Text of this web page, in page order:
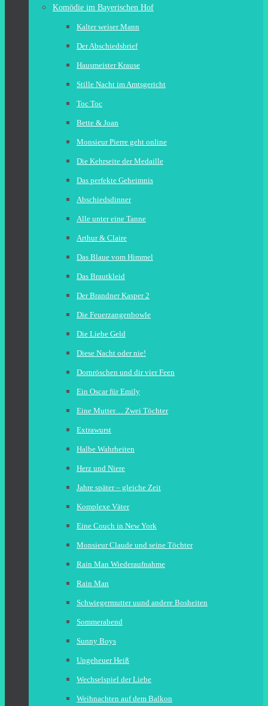
Komödie im Bayerischen Hof
Kalter weiser Mann
Der Abschiedsbrief
Hausmeister Krause
Stille Nacht im Amtsgericht
Toc Toc
Bette & Joan
Monsieur Pierre geht online
Die Kehrseite der Medaille
Das perfekte Geheimnis
Abschiedsdinner
Alle unter eine Tanne
Arthur & Claire
Das Blaue vom Himmel
Das Brautkleid
Der Brandner Kasper 2
Die Feuerzangenbowle
Die Liebe Geld
Diese Nacht oder nie!
Dornröschen und dir vier Feen
Ein Oscar für Emily
Eine Mutter… Zwei Töchter
Extrawurst
Halbe Wahrheiten
Herz und Niere
Jahre später – gleiche Zeit
Komplexe Väter
Eine Couch in New York
Monsieur Claude und seine Töchter
Rain Man Wiederaufnahme
Rain Man
Schwiegermutter uund andere Bosheiten
Sommerabend
Sunny Boys
Ungeheuer Heiß
Wechselspiel der Liebe
Weihnachten auf dem Balkon